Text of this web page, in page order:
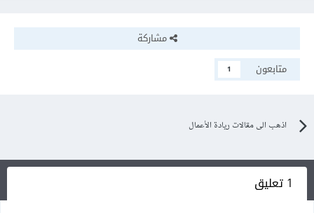
مشاركة
متابعون
1
اذهب الى مقالات ريادة الأعمال
1 تعليق